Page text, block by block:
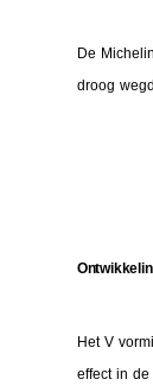
De
droog
Het V
effect in de